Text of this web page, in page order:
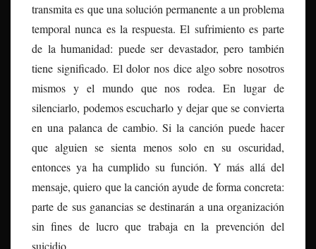
transmita es que una solución permanente a un problema
temporal nunca es la respuesta. El sufrimiento es parte
de la humanidad: puede ser devastador, pero también
tiene significado. El dolor nos dice algo sobre nosotros
mismos y el mundo que nos rodea. En lugar de
silenciarlo, podemos escucharlo y dejar que se convierta
en una palanca de cambio. Si la canción puede hacer
que alguien se sienta menos solo en su oscuridad,
entonces ya ha cumplido su función. Y más allá del
mensaje, quiero que la canción ayude de forma concreta:
parte de sus ganancias se destinarán a una organización
sin fines de lucro que trabaja en la prevención del
suicidio.